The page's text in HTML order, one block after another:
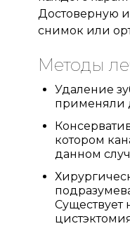
Достоверную
снимок или
Методы
Удаление
применяли
котором
данном
Существует